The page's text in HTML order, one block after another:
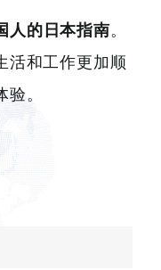
人的日本指南。
活和工作更加顺
。